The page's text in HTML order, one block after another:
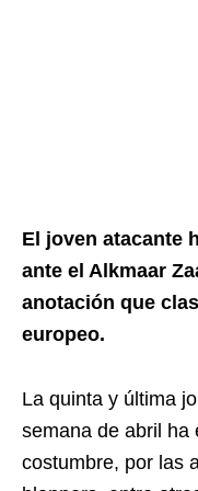
El joven atacante
ante el Alkmaar
anotación que
europeo.
La quinta y última
semana de abril ha
costumbre, por las